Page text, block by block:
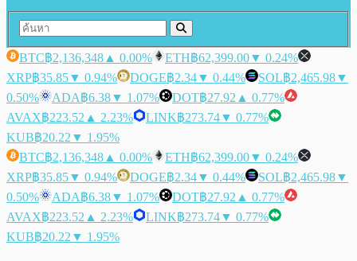
BTC฿2,136,348 ▲ 0.00% ETH฿62,399.00▼ 0.24%
XRP฿35.85▼ 0.94% DOGE฿2.34▼ 0.44% SOL฿2,465.98▼
0.50%
ADA฿6.38▼ 1.07% DOT฿27.92 ▲ 0.77%
AVAX฿223.52 ▲ 2.23% LINK฿273.74▼ 0.77%
KUB฿20.22 ▼ 1.95%
BTC฿2,136,348 ▲ 0.00% ETH฿62,399.00▼ 0.24%
XRP฿35.85▼ 0.94% DOGE฿2.34▼ 0.44% SOL฿2,465.98▼
0.50%
ADA฿6.38▼ 1.07% DOT฿27.92 ▲ 0.77%
AVAX฿223.52 ▲ 2.23% LINK฿273.74▼ 0.77%
KUB฿20.22 ▼ 1.95%